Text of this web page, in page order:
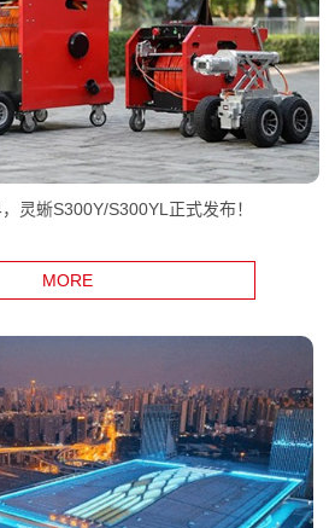
灵蜥S300Y/S300YL正式发布！
MORE